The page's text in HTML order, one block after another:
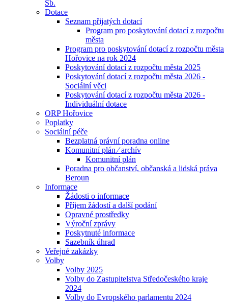
Sb.
Dotace
Seznam přijatých dotací
Program pro poskytování dotací z rozpočtu
města
Program pro poskytování dotací z rozpočtu města
Hořovice na rok 2024
Poskytování dotací z rozpočtu města 2025
Poskytování dotací z rozpočtu města 2026 -
Sociální věci
Poskytování dotací z rozpočtu města 2026 -
Individuální dotace
ORP Hořovice
Poplatky
Sociální péče
Bezplatná právní poradna online
Komunitní plán ⁄ archív
Komunitní plán
Poradna pro občanství, občanská a lidská práva
Beroun
Informace
Žádosti o informace
Příjem žádostí a další podání
Opravné prostředky
Výroční zprávy
Poskytnuté informace
Sazebník úhrad
Veřejné zakázky
Volby
Volby 2025
Volby do Zastupitelstva Středočeského kraje
2024
Volby do Evropského parlamentu 2024